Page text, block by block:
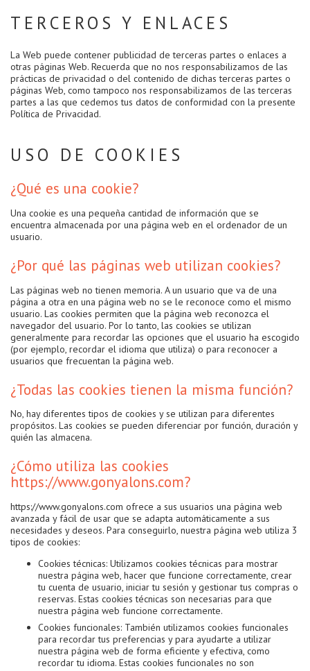
TERCEROS Y ENLACES
La Web puede contener publicidad de terceras partes o enlaces a
otras páginas Web. Recuerda que no nos responsabilizamos de las
prácticas de privacidad o del contenido de dichas terceras partes o
páginas Web, como tampoco nos responsabilizamos de las terceras
partes a las que cedemos tus datos de conformidad con la presente
Política de Privacidad.
USO DE COOKIES
¿Qué es una cookie?
Una cookie es una pequeña cantidad de información que se
encuentra almacenada por una página web en el ordenador de un
usuario.
¿Por qué las páginas web utilizan cookies?
Las páginas web no tienen memoria. A un usuario que va de una
página a otra en una página web no se le reconoce como el mismo
usuario. Las cookies permiten que la página web reconozca el
navegador del usuario. Por lo tanto, las cookies se utilizan
generalmente para recordar las opciones que el usuario ha escogido
(por ejemplo, recordar el idioma que utiliza) o para reconocer a
usuarios que frecuentan la página web.
¿Todas las cookies tienen la misma función?
No, hay diferentes tipos de cookies y se utilizan para diferentes
propósitos. Las cookies se pueden diferenciar por función, duración y
quién las almacena.
¿Cómo utiliza las cookies
https://www.gonyalons.com?
https://www.gonyalons.com ofrece a sus usuarios una página web
avanzada y fácil de usar que se adapta automáticamente a sus
necesidades y deseos. Para conseguirlo, nuestra página web utiliza 3
tipos de cookies:
Cookies técnicas: Utilizamos cookies técnicas para mostrar
nuestra página web, hacer que funcione correctamente, crear
tu cuenta de usuario, iniciar tu sesión y gestionar tus compras o
reservas. Estas cookies técnicas son necesarias para que
nuestra página web funcione correctamente.
Cookies funcionales: También utilizamos cookies funcionales
para recordar tus preferencias y para ayudarte a utilizar
nuestra página web de forma eficiente y efectiva, como
recordar tu idioma. Estas cookies funcionales no son